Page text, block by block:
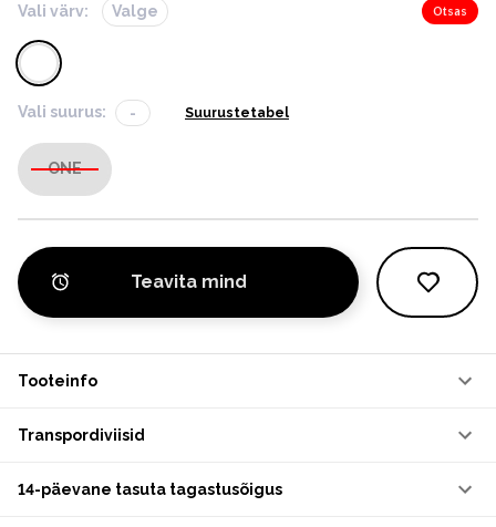
Vali värv: Valge Otsas
Vali suurus: - Suurustetabel
ONE
Teavita mind
Tooteinfo
Transpordiviisid
14-päevane tasuta tagastusõigus